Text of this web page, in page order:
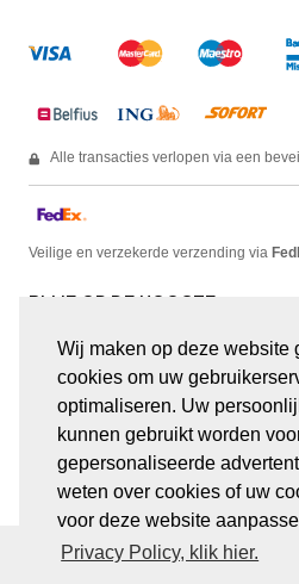
Wij maken op deze website
cookies om uw
optimaliseren. Uw
kunnen gebruikt worden
gepersonaliseerde
weten over cookies of uw
voor deze website
Privacy Policy, klik hier.
Alle transacties verlopen via een
Veilige en verzekerde verzending via
facebook linkedin
© JUWELEN